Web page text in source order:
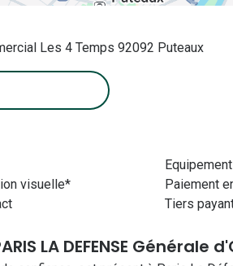
Les 4 Temps 92092 Puteaux
visuelle*
Paiement
Tiers
LA DEFENSE Générale